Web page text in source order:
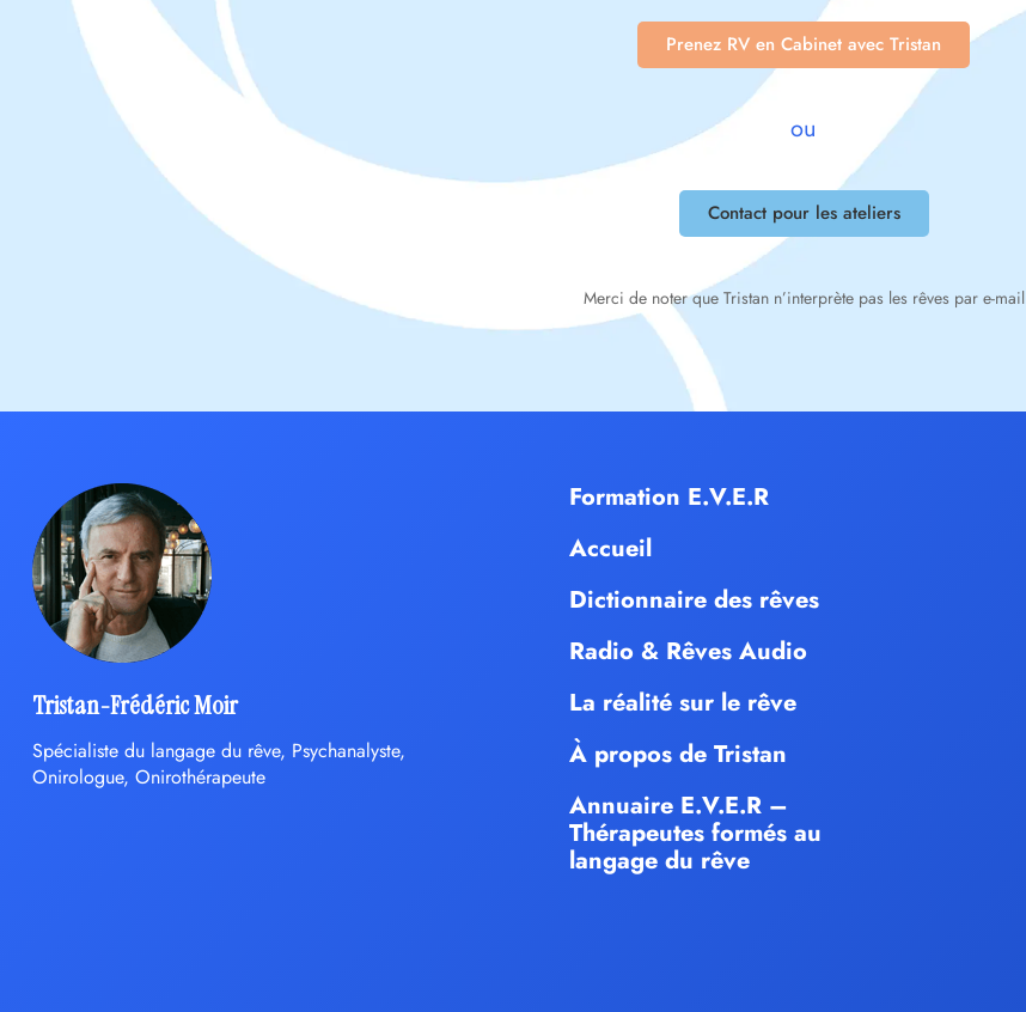
Prenez RV en Cabinet avec Tristan
ou
Contact pour les ateliers
Merci de noter que Tristan n’interprète pas les rêves par e-mail
Tristan-Frédéric Moir
Spécialiste du langage du rêve, Psychanalyste,
Onirologue, Onirothérapeute
Formation E.V.E.R
Accueil
Dictionnaire des rêves
Radio & Rêves Audio
La réalité sur le rêve
À propos de Tristan
Annuaire E.V.E.R –
Thérapeutes formés au
langage du rêve